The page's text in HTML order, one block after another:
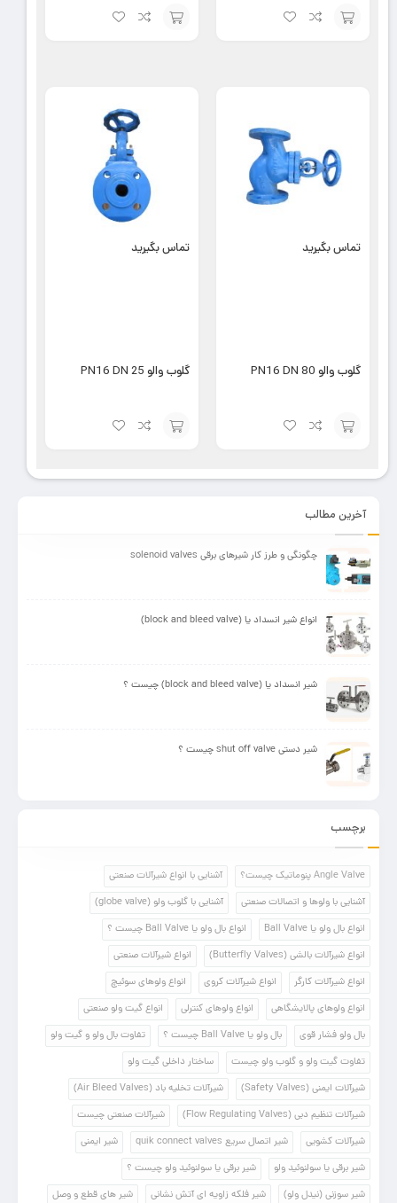
تماس بگیرید
گلوب والو PN16 DN 80
به
تماس بگیرید
گلوب والو PN16 DN 25
به
آخرین مطالب
چگونگی و طرز کار شیرهای برقی solenoid valves
انواع شیر انسداد یا (block and bleed valve)
شیر انسداد یا (block and bleed valve) چیست ؟
شیر دستی shut off valve چیست ؟
برچسب
Angle Valve پنوماتیک چیست؟
آشنایی با انواع شیرآلات صنعتی
آشنایی با ولوها و اتصالات صنعتی
آشنایی با گلوب ولو (globe valve)
انواع بال ولو یا Ball Valve
انواع بال ولو یا Ball Valve چیست ؟
انواع شیرآلات بالشی (Butterfly Valves)
انواع شیرآلات صنعتی
انواع شیرآلات کارگر
انواع شیرآلات کروی
انواع ولوهای سوئیچ
انواع ولوهای پالایشگاهی
انواع ولوهای کنترلی
انواع گیت ولو صنعتی
بال ولو فشار قوی
بال ولو یا Ball Valve چیست ؟
تفاوت بال ولو و گیت ولو
تفاوت گیت ولو و گلوب ولو چیست
ساختار داخلی گیت ولو
شیرآلات ایمنی (Safety Valves)
شیرآلات تخلیه باد (Air Bleed Valves)
شیرآلات تنظیم دبی (Flow Regulating Valves)
شیرآلات صنعتی چیست
شیرآلات کشویی
شیر اتصال سریع quik connect valves
شیر ایمنی
شیر برقی یا سولنوئید ولو
شیر برقی یا سولنوئید ولو چیست ؟
شیر سوزنی (نیدل ولو)
شیر فلکه زاویه ای آتش نشانی
شیر های قطع و وصل